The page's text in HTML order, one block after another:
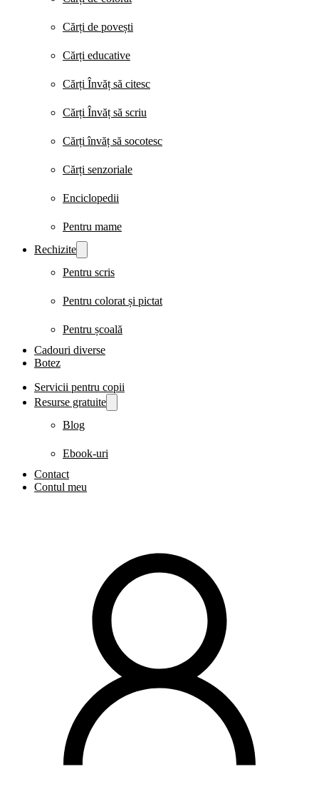
Cărți de povești
Cărți educative
Cărți Învăț să citesc
Cărți Învăț să scriu
Cărți învăț să socotesc
Cărți senzoriale
Enciclopedii
Pentru mame
Rechizite
Pentru scris
Pentru colorat și pictat
Pentru școală
Cadouri diverse
Botez
Servicii pentru copii
Resurse gratuite
Blog
Ebook-uri
Contact
Contul meu